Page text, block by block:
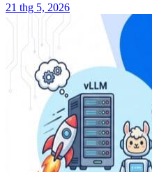
21 thg 5, 2026